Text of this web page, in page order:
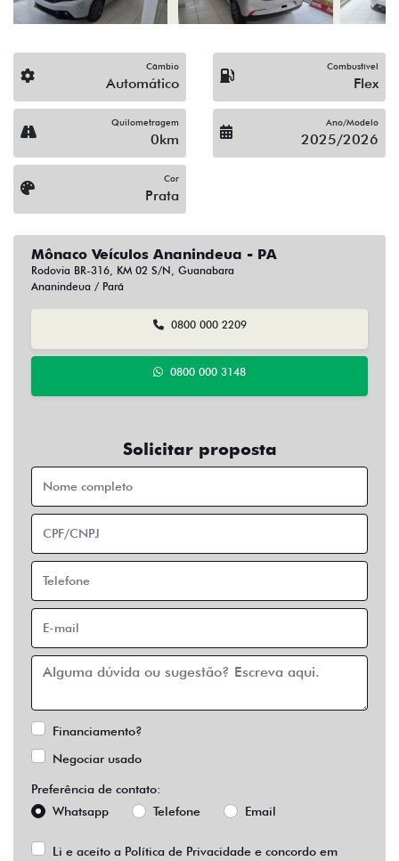
Câmbio
Automático
Combustível
Flex
Quilometragem
0km
Ano/Modelo
2025/2026
Cor
Prata
Mônaco Veículos Ananindeua - PA
Rodovia BR-316, KM 02 S/N, Guanabara
Ananindeua / Pará
0800 000 2209
0800 000 3148
Solicitar proposta
Financiamento?
Negociar usado
Preferência de contato:
Whatsapp
Telefone Email
Li e aceito a Política de Privacidade e concordo em